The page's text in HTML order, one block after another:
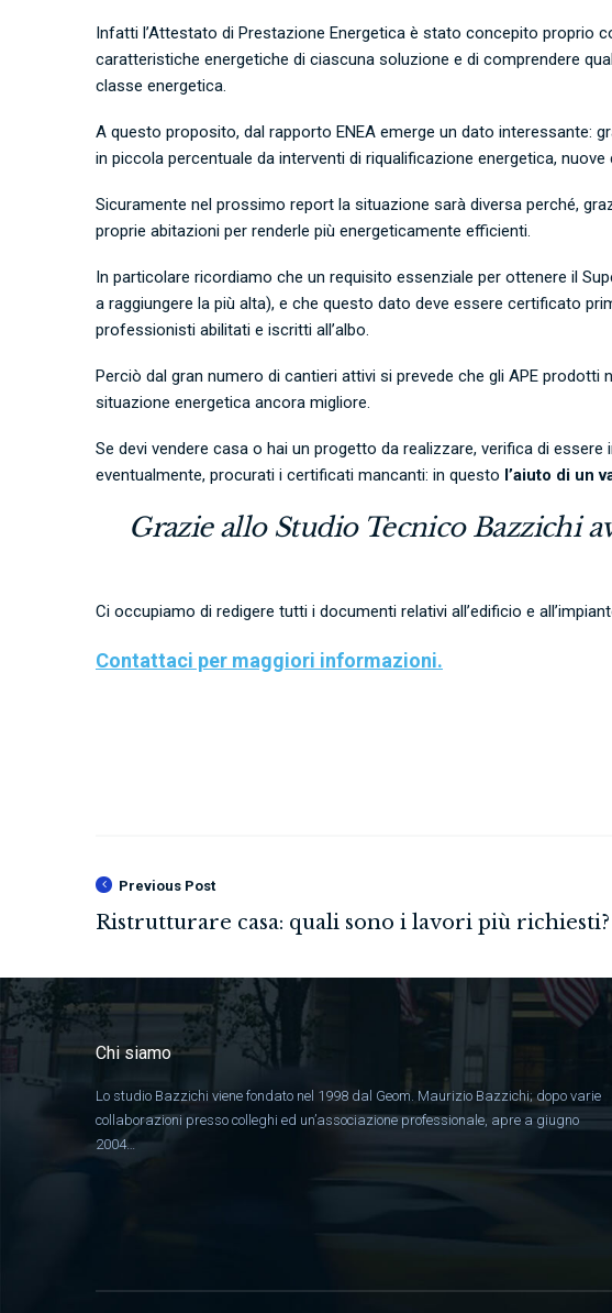
Infatti l’Attestato di Prestazione Energetica è stato concepito proprio
caratteristiche energetiche di ciascuna soluzione e di comprendere
classe energetica.
A questo proposito, dal rapporto ENEA emerge un dato interessante:
in piccola percentuale da interventi di riqualificazione energetica,
Sicuramente nel prossimo report la situazione sarà diversa perché,
proprie abitazioni per renderle più energeticamente efficienti.
In particolare ricordiamo che un requisito essenziale per ottenere il
a raggiungere la più alta), e che questo dato deve essere certificato
professionisti abilitati e iscritti all’albo.
Perciò dal gran numero di cantieri attivi si prevede che gli APE prodotti
situazione energetica ancora migliore.
Se devi vendere casa o hai un progetto da realizzare, verifica di
eventualmente, procurati i certificati mancanti: in questo l’aiuto di un
Grazie allo Studio Tecnico Bazzichi
Ci occupiamo di redigere tutti i documenti relativi all’edificio e
Contattaci per maggiori informazioni.
Previous Post
Chi siamo
Lo studio Bazzichi viene fondato nel 1998 dal Geom. Maurizio Bazzichi; dopo varie
collaborazioni presso colleghi ed un’associazione professionale, apre a giugno
2004…